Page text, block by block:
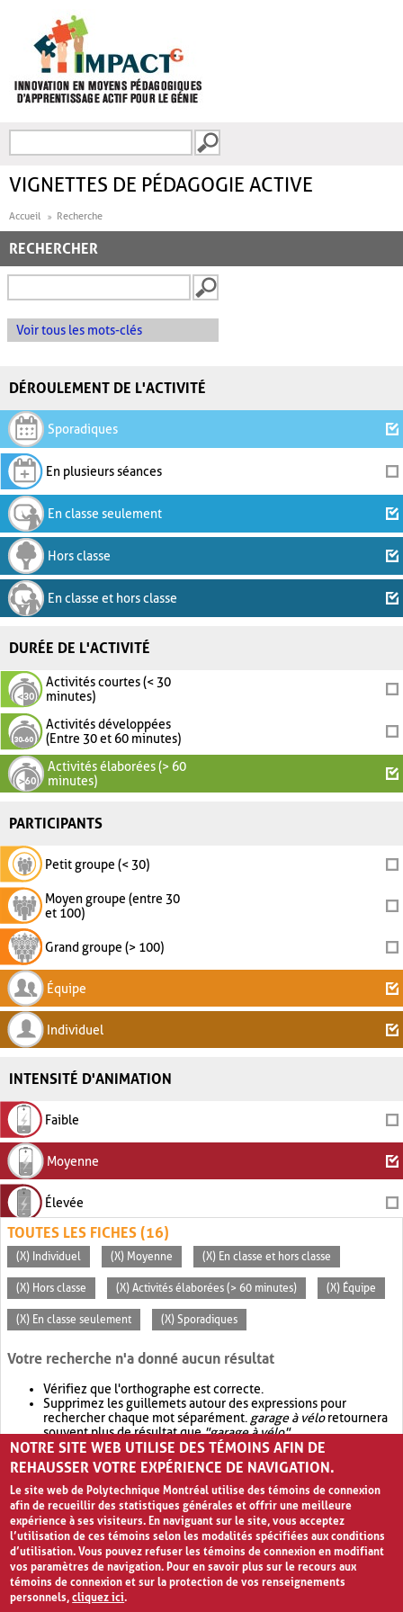
FORMULAIRE DE
VIGNETTES DE PÉDAGOGIE ACTIVE
Accueil Recherche
RECHERCHER
Voir tous les mots-clés
DÉROULEMENT DE L'ACTIVITÉ
Sporadiques
En plusieurs séances
En classe seulement
Hors classe
En classe et hors classe
DURÉE DE L'ACTIVITÉ
Activités courtes (< 30
minutes)
Activités développées
(Entre 30 et 60 minutes)
Activités élaborées (> 60
minutes)
PARTICIPANTS
Petit groupe (< 30)
Moyen groupe (entre 30
et 100)
Grand groupe (> 100)
Équipe
Individuel
INTENSITÉ D'ANIMATION
Faible
Moyenne
Élevée
TOUTES LES FICHES (16)
(X) Individuel (X) Moyenne (X) En classe et hors classe
(X) Hors classe (X) Activités élaborées (> 60 minutes) (X) Équipe
(X) En classe seulement (X) Sporadiques
Votre recherche n'a donné aucun résultat
Vérifiez que l'orthographe est correcte.
Supprimez les guillemets autour des expressions pour
rechercher chaque mot séparément. garage à véloretournera
souvent plus de résultat que"garage à vélo".
Envisagez d'élargir votre recherche avec OR.garage OR vélo
retournera souvent plus de résultat quegarage à vélo
NOTRE SITE WEB UTILISE DES TÉMOINS AFIN DE
REHAUSSER VOTRE EXPÉRIENCE DE NAVIGATION.
Le site web de Polytechnique Montréal utilise des témoins de connexion
afin de recueillir des statistiques générales et offrir une meilleure
expérience à ses visiteurs. En naviguant sur le site, vous acceptez
l’utilisation de ces témoins selon les modalités spécifiées aux conditions
d’utilisation. Vous pouvez refuser les témoins de connexion en modifiant
vos paramètres de navigation. Pour en savoir plus sur le recours aux
témoins de connexion et sur la protection de vos renseignements
personnels,cliquez ici.